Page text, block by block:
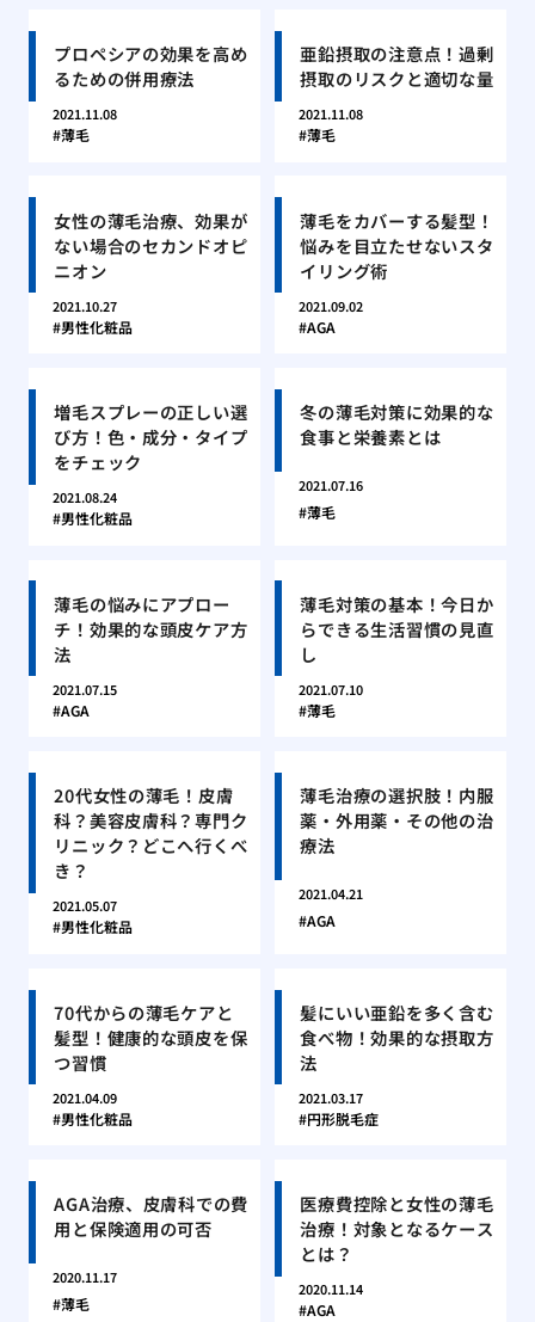
プロペシアの効果を高め
るための併用療法
2021.11.08
薄毛
亜鉛摂取の注意点！過剰
摂取のリスクと適切な量
2021.11.08
薄毛
女性の薄毛治療、効果が
ない場合のセカンドオピ
ニオン
2021.10.27
男性化粧品
薄毛をカバーする髪型！
悩みを目立たせないスタ
イリング術
2021.09.02
AGA
増毛スプレーの正しい選
び方！色・成分・タイプ
をチェック
2021.08.24
男性化粧品
冬の薄毛対策に効果的な
食事と栄養素とは
2021.07.16
薄毛
薄毛の悩みにアプロー
チ！効果的な頭皮ケア方
法
2021.07.15
AGA
薄毛対策の基本！今日か
らできる生活習慣の見直
し
2021.07.10
薄毛
20代女性の薄毛！皮膚
科？美容皮膚科？専門ク
リニック？どこへ行くべ
き？
2021.05.07
男性化粧品
薄毛治療の選択肢！内服
薬・外用薬・その他の治
療法
2021.04.21
AGA
70代からの薄毛ケアと
髪型！健康的な頭皮を保
つ習慣
2021.04.09
男性化粧品
髪にいい亜鉛を多く含む
食べ物！効果的な摂取方
法
2021.03.17
円形脱毛症
AGA治療、皮膚科での費
用と保険適用の可否
2020.11.17
薄毛
医療費控除と女性の薄毛
治療！対象となるケース
とは？
2020.11.14
AGA